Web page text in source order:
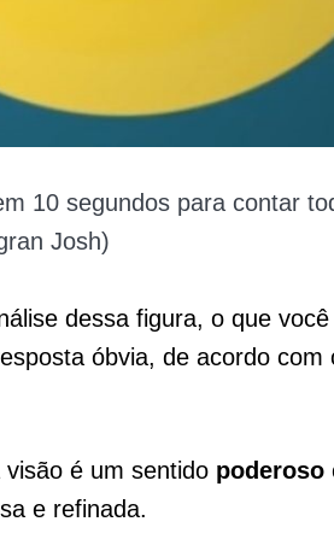
10 segundos para contar
Josh)
dessa figura, o que
óbvia, de acordo com
é um sentido poderoso
e refinada.